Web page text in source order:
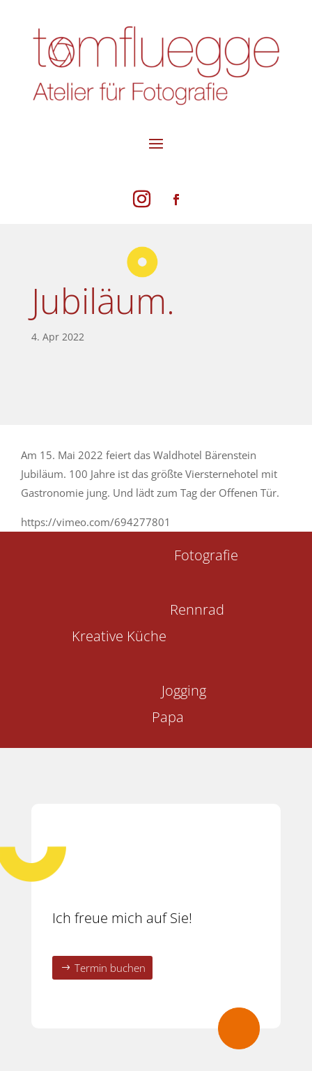
Jubiläum.
4. Apr 2022
Am 15. Mai 2022 feiert das Waldhotel Bärenstein
Jubiläum. 100 Jahre ist das größte Viersternehotel mit
Gastronomie jung. Und lädt zum Tag der Offenen Tür.
https://vimeo.com/694277801
Fotografie
Rennrad
Kreative Küche
Jogging
Papa
Ich freue mich auf Sie!
Termin buchen